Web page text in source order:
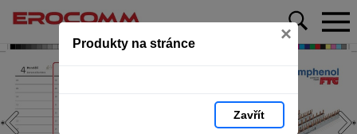
Produkty na stránce ×
Zavřít